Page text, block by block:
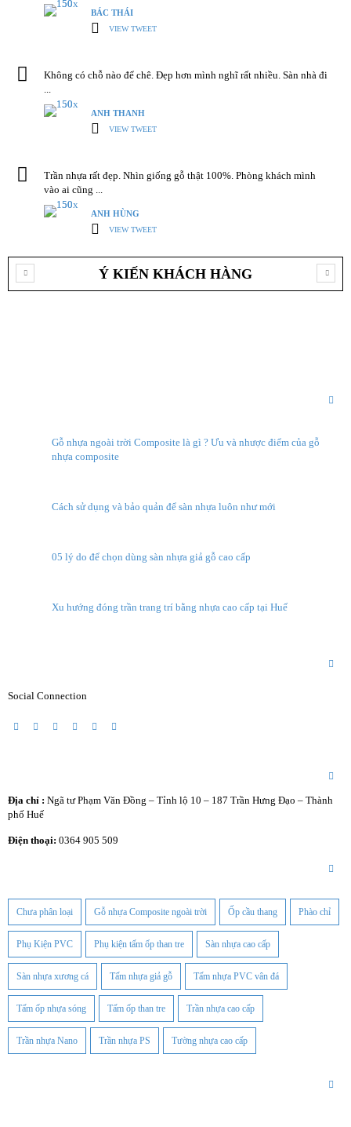
BÁC THÁI
VIEW TWEET
Không có chỗ nào để chê. Đẹp hơn mình nghĩ rất nhiều. Sàn nhà đi
...
ANH THANH
VIEW TWEET
Trần nhựa rất đẹp. Nhìn giống gỗ thật 100%. Phòng khách mình
vào ai cũng ...
ANH HÙNG
VIEW TWEET
Ý KIẾN KHÁCH HÀNG
Gỗ nhựa ngoài trời Composite là gì ? Ưu và nhược điểm của gỗ
nhựa composite
Cách sử dụng và bảo quản để sàn nhựa luôn như mới
05 lý do để chọn dùng sàn nhựa giả gỗ cao cấp
Xu hướng đóng trần trang trí bằng nhựa cao cấp tại Huế
Social Connection
Địa chỉ : Ngã tư Phạm Văn Đồng – Tỉnh lộ 10 – 187 Trần Hưng Đạo – Thành
phố Huế
Điện thoại: 0364 905 509
Chưa phân loại Gỗ nhựa Composite ngoài trời Ốp cầu thang Phào chỉ
Phụ Kiện PVC Phụ kiện tấm ốp than tre Sàn nhựa cao cấp
Sàn nhựa xương cá Tấm nhựa giả gỗ Tấm nhựa PVC vân đá
Tấm ốp nhựa sóng Tấm ốp than tre Trần nhựa cao cấp
Trần nhựa Nano Trần nhựa PS Tường nhựa cao cấp